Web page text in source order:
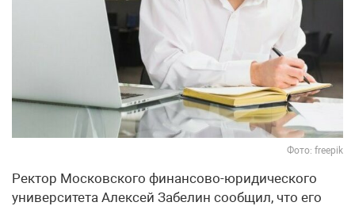
Фото: freepik
Ректор Московского финансово-юридического
университета Алексей Забелин сообщил, что его